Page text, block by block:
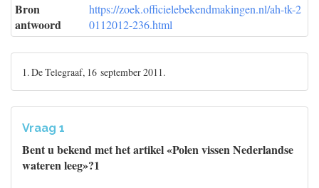
Bron
antwoord
https://zoek.officielebekendmakingen.nl/ah-tk-2
0112012-236.html
1. De Telegraaf, 16 september 2011.
Vraag 1
Bent u bekend met het artikel «Polen vissen Nederlandse
wateren leeg»?1